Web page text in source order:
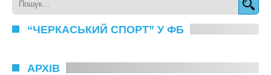
“ЧЕРКАСЬКИЙ СПОРТ” У ФБ
АРХІВ